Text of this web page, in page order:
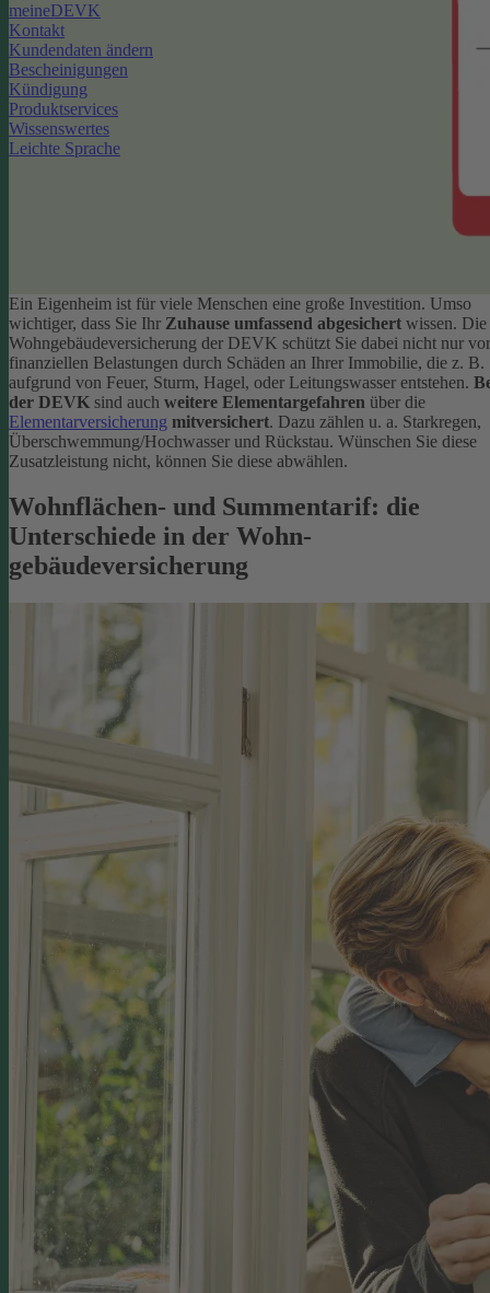
meineDEVK
Kontakt
Kundendaten ändern
Bescheinigungen
Kündigung
Produktservices
Wissenswertes
Leichte Sprache
Ein Eigenheim ist für viele Menschen eine große Investition. Umso
wichtiger, dass Sie Ihr Zuhause umfassend abgesichert wissen. Die
Wohngebäudeversicherung der DEVK schützt Sie dabei nicht nur vor
finanziellen Belastungen durch Schäden an Ihrer Immobilie, die z. B.
aufgrund von Feuer, Sturm, Hagel, oder Leitungswasser entstehen.
der DEVK sind auch weitere Elementargefahren über die
Elementarversicherung mitversichert. Dazu zählen u. a. Starkregen,
Überschwemmung/Hochwasser und Rückstau. Wünschen Sie diese
Zusatzleistung nicht, können Sie diese abwählen.
Wohnflächen- und Summentarif: die
Unterschiede in der Wohn­
gebäudeversicherung